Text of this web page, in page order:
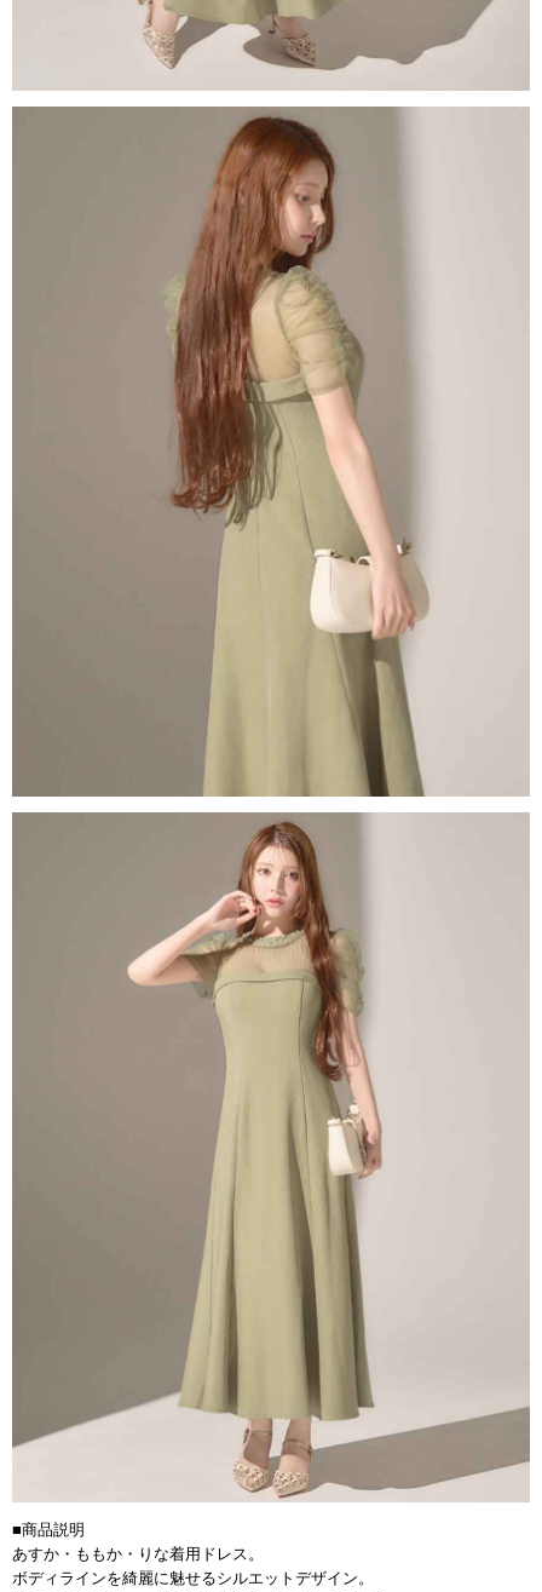
■商品説明
あすか・ももか・りな着用ドレス。
ボディラインを綺麗に魅せるシルエットデザイン。